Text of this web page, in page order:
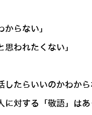
らない」
われたくない」
たらいいのかわか
対する「敬語」は